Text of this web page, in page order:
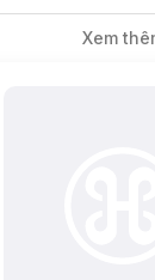
Xem